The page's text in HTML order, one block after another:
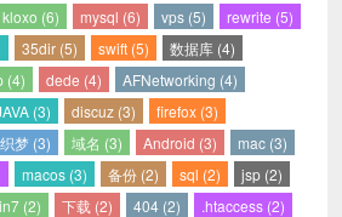
kloxo (6) mysql (6) vps (5)
rewrite (5)
35dir (5) swift (5)
数据库 (4)
(4) dede (4)
AFNetworking (4)
(3) discuz (3)
firefox (3)
织梦 (3) 域名 (3) Android (3)
mac (3)
macos (3) 备份 (2) sql (2)
jsp (2)
(2) 下载 (2) 404 (2)
.htaccess (2)